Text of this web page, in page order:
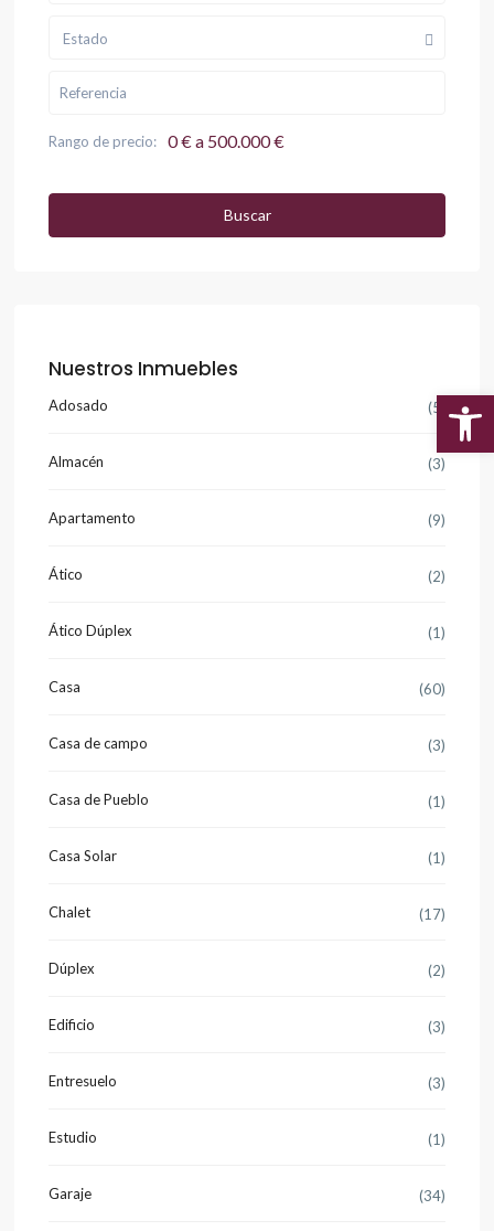
Estado
Rango de precio: 0 € a 500.000 €
Buscar
Nuestros Inmuebles
Adosado (5)
Almacén (3)
Apartamento (9)
Ático (2)
Ático Dúplex (1)
Casa (60)
Casa de campo (3)
Casa de Pueblo (1)
Casa Solar (1)
Chalet (17)
Dúplex (2)
Edificio (3)
Entresuelo (3)
Estudio (1)
Garaje (34)